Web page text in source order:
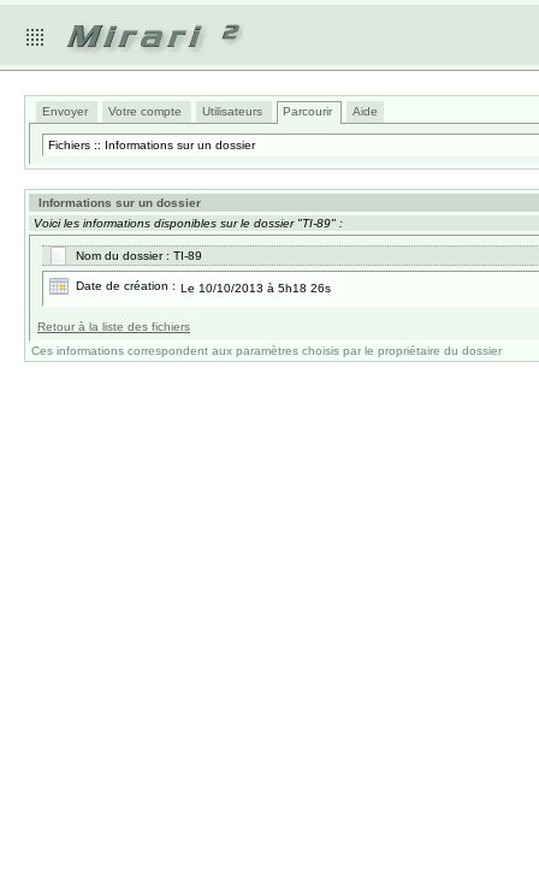
Envoyer Votre compte Utilisateurs Parcourir Aide
Fichiers :: Informations sur un dossier
Informations sur un dossier
Voici les informations disponibles sur le dossier "TI-89" :
Nom du dossier : TI-89
Date de création : Le 10/10/2013 à 5h18 26s
Retour à la liste des fichiers
Ces informations correspondent aux paramètres choisis par le propriétaire du dossier